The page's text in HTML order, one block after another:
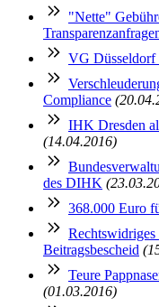
"Nette"
VG Düsseldorf
Compliance
IHK Dresden
(14.04.2016)
des DIHK
368.000 Euro
Beitragsbescheid
Teure
(01.03.2016)